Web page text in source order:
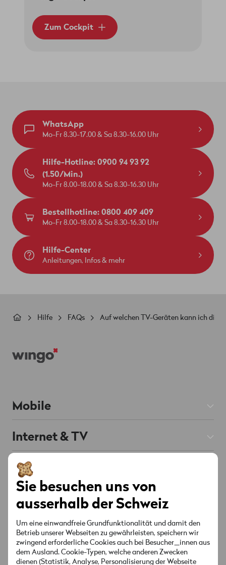
Zum Cockpit
WhatsApp
Mo-Fr 8.30-17.00 & Sa 8.30-16.00 Uhr
Hilfe-Hotline: 0900 94 93 92
(1.50/Min.)
Mo-Fr 8.00-18.00 & Sa 8.30-16.30 Uhr
Bestellhotline: 0800 409 409
Mo-Fr 8.00-18.00 & Sa 8.30-16.30 Uhr
Hilfe-Center
Anleitungen, Infos & mehr
Pfadnavigation
Hilfe FAQs Auf welchen TV-Geräten kann ich die
Mobile
Mobile Abos
Prepaid
Roaming & Ausland
Internet & TV
Internet Abos
TV Abos
Festnetz
Senderliste
Angebote & Aktionen
Hilfe
Mobile & Roaming
Konto & Einstellungen
Sicherheit & Rechnung
Über Wingo
Kontakt
Standorte
Socials
Sie besuchen uns von
ausserhalb der Schweiz
Um eine einwandfreie Grundfunktionalität und damit den
Betrieb unserer Webseiten zu gewährleisten, speichern wir
zwingend erforderliche Cookies auch bei Besucher_innen aus
dem Ausland. Cookie-Typen, welche anderen Zwecken
dienen (Statistik, Analyse, Personalisierung der Webseite
Chat